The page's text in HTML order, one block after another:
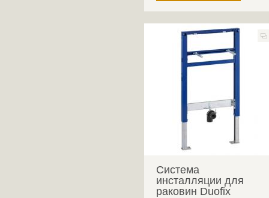
Система
инсталляции для
раковин Duofix